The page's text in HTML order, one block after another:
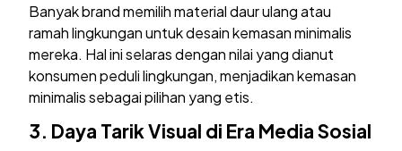
Banyak brand memilih material daur ulang atau
ramah lingkungan untuk desain kemasan minimalis
mereka. Hal ini selaras dengan nilai yang dianut
konsumen peduli lingkungan, menjadikan kemasan
minimalis sebagai pilihan yang etis.
3. Daya Tarik Visual di Era Media Sosial